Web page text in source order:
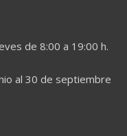
de 8:00 a 19:00 h.
al 30 de septiembre